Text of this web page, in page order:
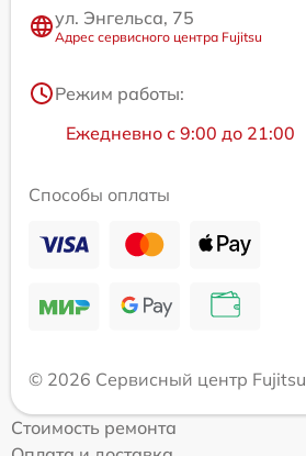
ул. Энгельса, 75
Адрес сервисного центра Fujitsu
Режим работы:
Ежедневно с 9:00 до 21:00
Способы оплаты
© 2026 Сервисный центр Fujitsu
Стоимость ремонта